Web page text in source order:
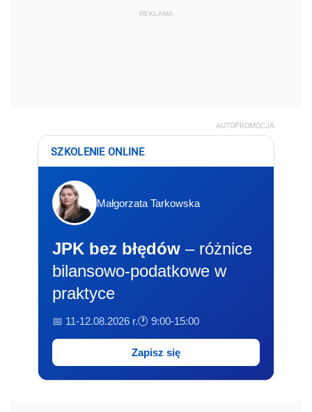
REKLAMA
AUTOPROMOCJA
SZKOLENIE ONLINE
Małgorzata Tarkowska
JPK bez błędów – różnice
bilansowo-podatkowe w
praktyce
📅 11-12.08.2026 r.🕐 9:00-15:00
Zapisz się